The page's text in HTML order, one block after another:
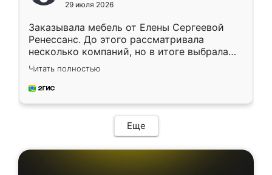
29 июля 2026
Заказывала мебель от Елены Сергеевой
Ренессанс. До этого рассматривала
несколько компаний, но в итоге выбрала
эту. Сначала обговорили условия, потом
приехал замерщик, всё спокойно объяснил
и снял размеры. Изготовили в срок, с
мебель сразу встала на свое место без
каких-либо доработок. Качеством осталась
довольна, все выглядит так, как и ожидала.
Читать полностью
Еще